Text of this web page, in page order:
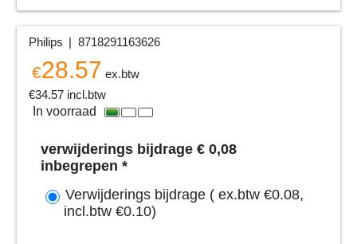
Philips 8718291163626
€28.57 ex.btw
€34.57 incl.btw
In voorraad
verwijderings bijdrage € 0,08
inbegrepen *
Verwijderings bijdrage ( ex.btw €0.08,
incl.btw €0.10)